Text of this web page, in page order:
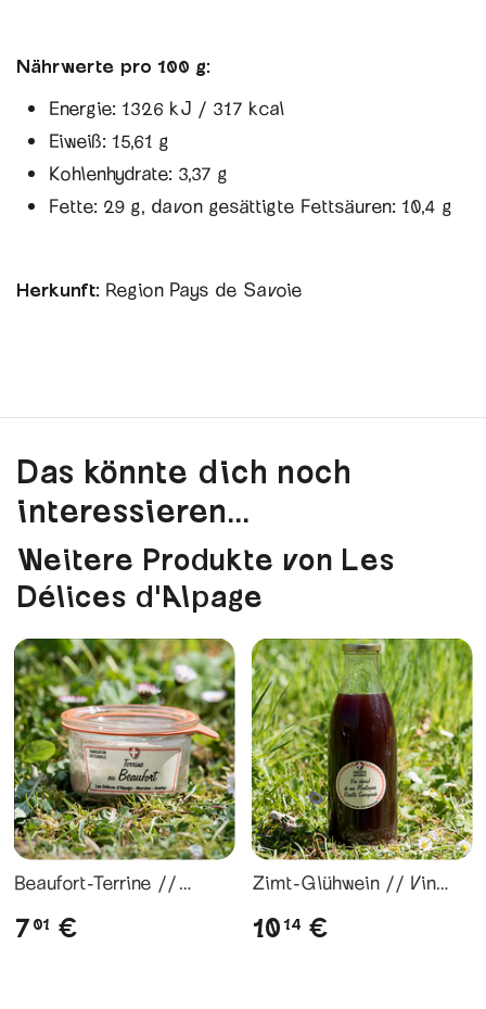
Nährwerte pro 100 g:
Energie: 1326 kJ / 317 kcal
Eiweiß: 15,61 g
Kohlenhydrate: 3,37 g
Fette: 29 g, davon gesättigte Fettsäuren: 10,4 g
Herkunft: Region Pays de Savoie
Das könnte dich noch
interessieren...
Weitere Produkte von Les
Délices d'Alpage
Beaufort-Terrine //
7 01 €
Zimt-Glühwein // Vin
Cannelle - 1L
10 14 €